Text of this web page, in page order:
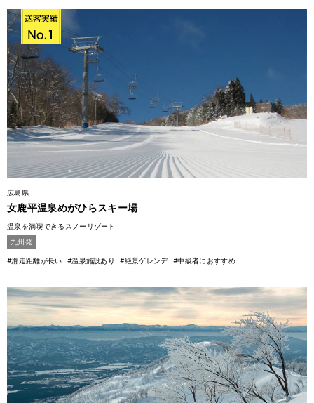
広島県
女鹿平温泉めがひらスキー場
温泉を満喫できるスノーリゾート
九州発
#滑走距離が長い #温泉施設あり #絶景ゲレンデ #中級者におすすめ